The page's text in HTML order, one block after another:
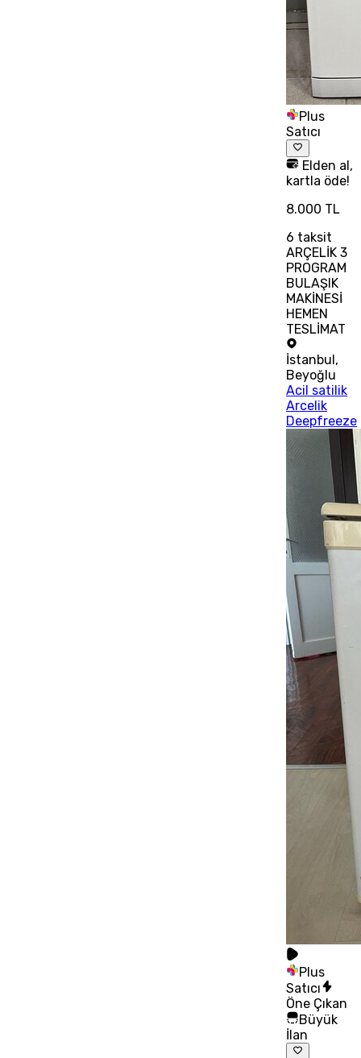
Plus
Satıcı
Elden al,
kartla öde!
8.000 TL
6 taksit
ARÇELİK 3
PROGRAM
BULAŞIK
MAKİNESİ
HEMEN
TESLİMAT
İstanbul,
Beyoğlu
Acil satilik
Arcelik
Deepfreeze
Plus
Satıcı
Öne Çıkan
Büyük
İlan